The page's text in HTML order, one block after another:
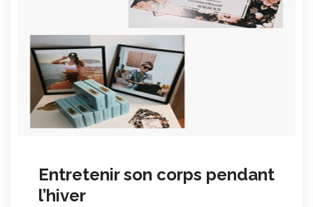
Entretenir son corps pendant
l’hiver